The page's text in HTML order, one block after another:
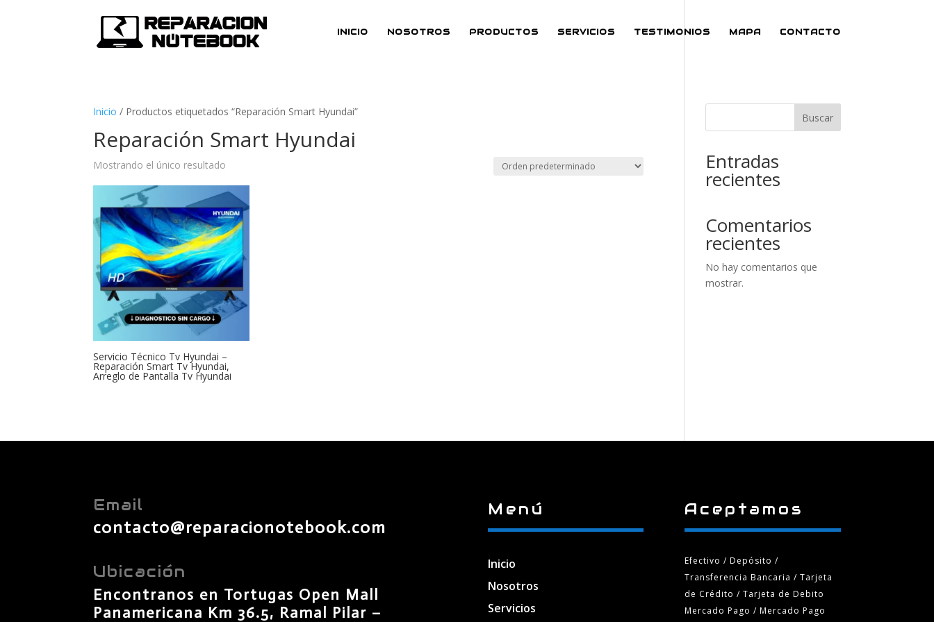
INICIO NOSOTROS PRODUCTOS SERVICIOS TESTIMONIOS MAPA CONTACTO
Inicio / Productos etiquetados “Reparación Smart Hyundai”
Reparación Smart Hyundai
Mostrando el único resultado
Servicio Técnico Tv Hyundai –
Reparación Smart Tv Hyundai,
Arreglo de Pantalla Tv Hyundai
Buscar
Entradas
recientes
Comentarios
recientes
No hay comentarios que
mostrar.
Email
contacto@reparacionotebook.com
Ubicación
Encontranos en Tortugas Open Mall
Panamericana Km 36.5, Ramal Pilar –
Menú
Inicio
Nosotros
Servicios
Aceptamos
Efectivo / Depósito /
Transferencia Bancaria/ Tarjeta
de Crédito / Tarjeta de Debito
Mercado Pago / Mercado Pago